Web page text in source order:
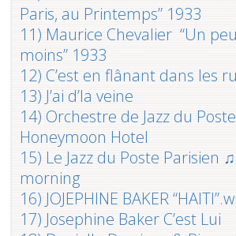
Paris, au Printemps” 1933
11) Maurice Chevalier “Un
moins” 1933
12) C’est en flânant dans les
13) J’ai d’la veine
14) Orchestre de Jazz du
Honeymoon Hotel
15) ‪Le Jazz du Poste Parisien
morning
16) ‪JOJEPHINE BAKER
17) ‪Josephine Baker C’est Lui